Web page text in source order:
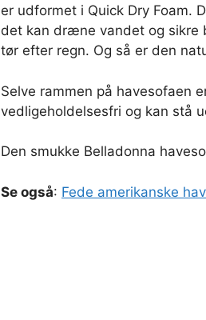
er udformet i Quick Dry Foam.
det kan dræne vandet og sikre
tør efter regn. Og så er den
Selve rammen på havesofaen
vedligeholdelsesfri og kan stå
Den smukke Belladonna
Se også: Fede amerikanske